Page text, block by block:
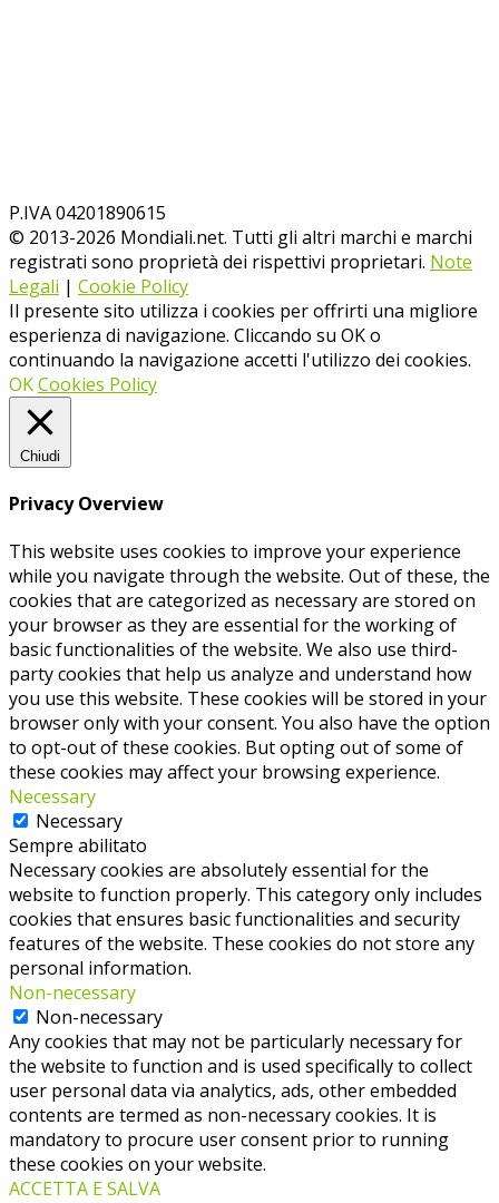
P.IVA 04201890615
© 2013-2026 Mondiali.net. Tutti gli altri marchi e marchi
registrati sono proprietà dei rispettivi proprietari. Note
Legali | Cookie Policy
Il presente sito utilizza i cookies per offrirti una migliore
esperienza di navigazione. Cliccando su OK o
continuando la navigazione accetti l'utilizzo dei cookies.
OKCookies Policy
Chiudi
Privacy Overview
This website uses cookies to improve your experience
while you navigate through the website. Out of these, the
cookies that are categorized as necessary are stored on
your browser as they are essential for the working of
basic functionalities of the website. We also use third-
party cookies that help us analyze and understand how
you use this website. These cookies will be stored in your
browser only with your consent. You also have the option
to opt-out of these cookies. But opting out of some of
these cookies may affect your browsing experience.
Necessary
Necessary
Sempre abilitato
Necessary cookies are absolutely essential for the
website to function properly. This category only includes
cookies that ensures basic functionalities and security
features of the website. These cookies do not store any
personal information.
Non-necessary
Non-necessary
Any cookies that may not be particularly necessary for
the website to function and is used specifically to collect
user personal data via analytics, ads, other embedded
contents are termed as non-necessary cookies. It is
mandatory to procure user consent prior to running
these cookies on your website.
ACCETTA E SALVA